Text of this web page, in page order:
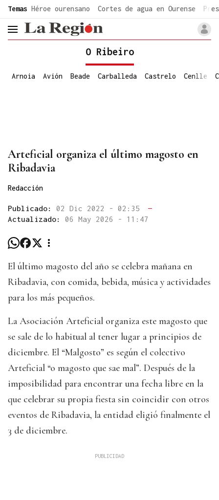
common.go-to-content
Temas Héroe ourensano Cortes de agua en Ourense
header.menu.open
O Ribeiro
Arnoia Avión Beade Carballeda Castrelo Cenlle
Arteficial organiza el último magosto en
Ribadavia
Redacción
Publicado: 02 Dic 2022 - 02:35
—
Actualizado: 06 May 2026 - 11:47
El último magosto del año se celebra mañana en
Ribadavia, con comida, bebida, música y actividades
para los más pequeños.
La Asociación Arteficial organiza este magosto que
se sale de lo habitual al tener lugar a principios de
diciembre. El “Malgosto” es según el colectivo
Arteficial “o magosto que sae mal”. Después de la
imposibilidad para encontrar una fecha libre en la
que celebrar su propia fiesta sin coincidir con otros
eventos de Ribadavia, la entidad eligió finalmente el
3 de diciembre.